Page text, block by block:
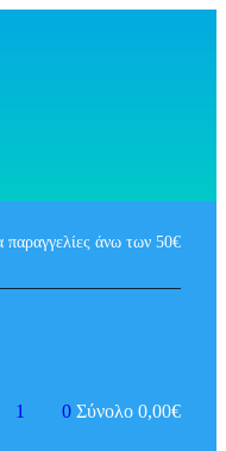
παραγγελίες άνω των 50€
1 0 Σύνολο 0,00€